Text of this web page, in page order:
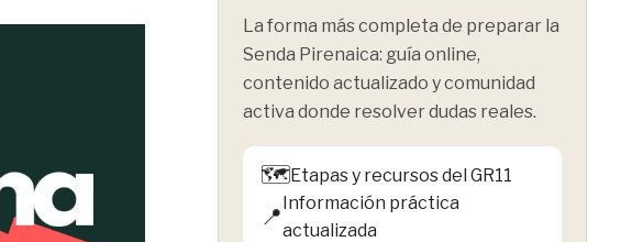
La forma más completa de preparar la
Senda Pirenaica: guía online,
contenido actualizado y comunidad
activa donde resolver dudas reales.
🗺️Etapas y recursos del GR11
📍
Información práctica
actualizada